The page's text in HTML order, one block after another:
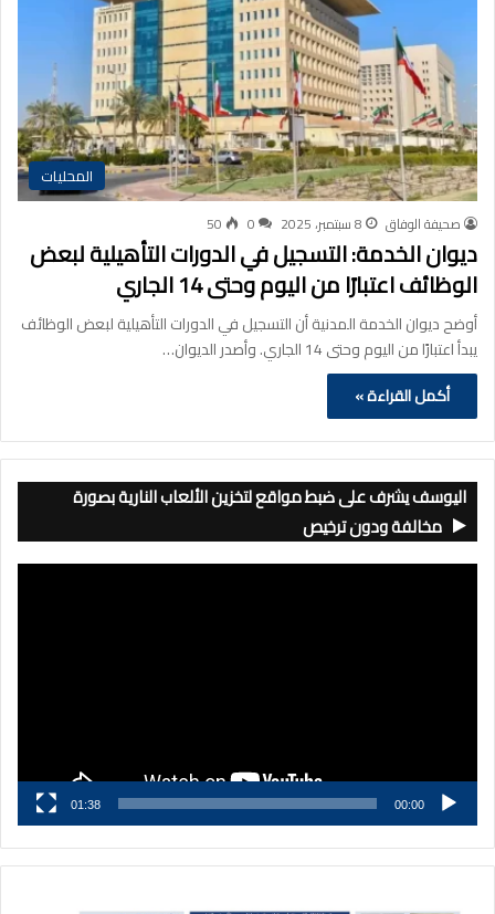
المحليات
صحيفة الوفاق 8 سبتمبر، 2025 0
50
ديوان الخدمة: التسجيل في الدورات التأهيلية لبعض
الوظائف اعتبارًا من اليوم وحتى 14 الجاري
أوضح ديوان الخدمة المدنية أن التسجيل في الدورات التأهيلية لبعض الوظائف
يبدأ اعتبارًا من اليوم وحتى 14 الجاري. وأصدر الديوان…
أكمل القراءة »
اليوسف يشرف على ضبط مواقع لتخزين الألعاب النارية بصورة
مخالفة ودون ترخيص
00:00
01:38